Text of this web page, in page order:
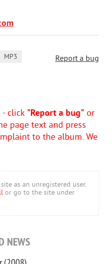
Report a bug
MP3
- click "Report a bug" or
page text and press
to the album. We
as an unregistered user.
or go to the site under
NEWS